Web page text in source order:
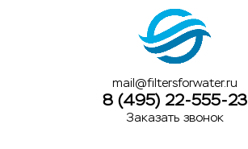
mail@filtersforwater.ru
8 (495) 22-555-23
Заказать звонок